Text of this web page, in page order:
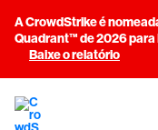
A CrowdStrike é
Quadrant™ de 2026
Baixe o relatório